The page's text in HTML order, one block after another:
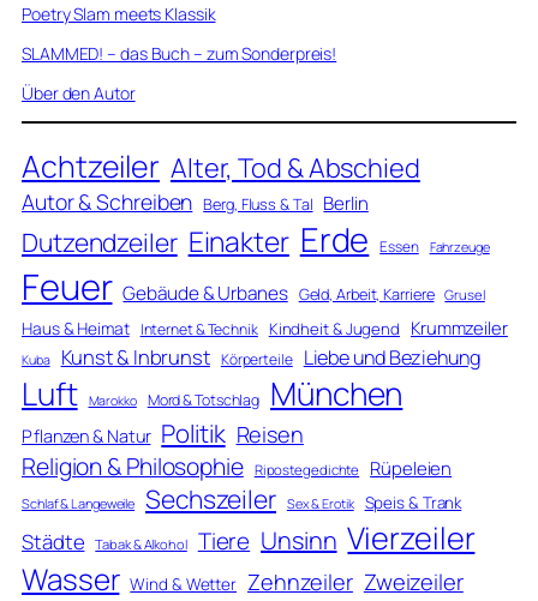
Poetry Slam meets Klassik
SLAMMED! – das Buch – zum Sonderpreis!
Über den Autor
Achtzeiler Alter, Tod & Abschied
Autor & Schreiben Berg, Fluss & Tal Berlin
Dutzendzeiler Einakter Erde Essen Fahrzeuge
Feuer Gebäude & Urbanes Geld, Arbeit, Karriere Grusel
Haus & Heimat Internet & Technik Kindheit & Jugend Krummzeiler
Kuba Kunst & Inbrunst Körperteile Liebe und Beziehung
Luft Marokko Mord & Totschlag München
Pflanzen & Natur Politik Reisen
Religion & Philosophie Ripostegedichte Rüpeleien
Schlaf & Langeweile Sechszeiler Sex & Erotik Speis & Trank
Städte Tabak & Alkohol Tiere Unsinn Vierzeiler
Wasser Wind & Wetter Zehnzeiler Zweizeiler